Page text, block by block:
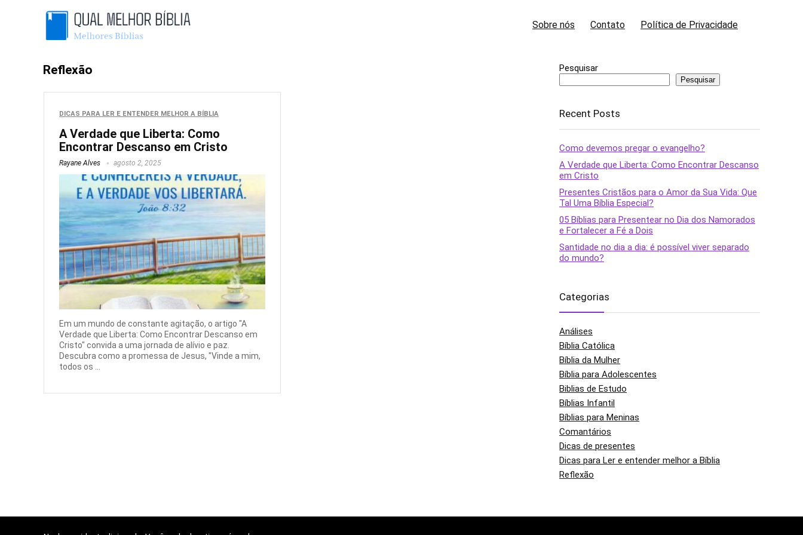
Sobre nós Contato Política de Privacidade
Reflexão
DICAS PARA LER E ENTENDER MELHOR A BÍBLIA
A Verdade que Liberta: Como
Encontrar Descanso em Cristo
Rayane Alves agosto 2, 2025
Em um mundo de constante agitação, o artigo "A
Verdade que Liberta: Como Encontrar Descanso em
Cristo" convida a uma jornada de alívio e paz.
Descubra como a promessa de Jesus, "Vinde a mim,
todos os ...
Pesquisar
Pesquisar
Recent Posts
Como devemos pregar o evangelho?
A Verdade que Liberta: Como Encontrar Descanso
em Cristo
Presentes Cristãos para o Amor da Sua Vida: Que
Tal Uma Bíblia Especial?
05 Bíblias para Presentear no Dia dos Namorados
e Fortalecer a Fé a Dois
Santidade no dia a dia: é possível viver separado
do mundo?
Categorias
Análises
Bíblia Católica
Bíblia da Mulher
Bíblia para Adolescentes
Biblias de Estudo
Bíblias Infantil
Bíblias para Meninas
Comantários
Dicas de presentes
Dicas para Ler e entender melhor a Bíblia
Reflexão